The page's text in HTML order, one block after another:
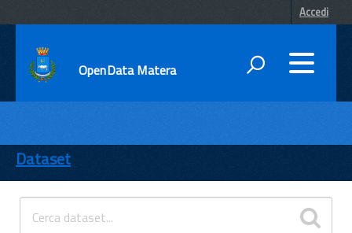
Accedi
OpenData Matera
ENTI
TEMI
INFORMAZIONI
Dataset